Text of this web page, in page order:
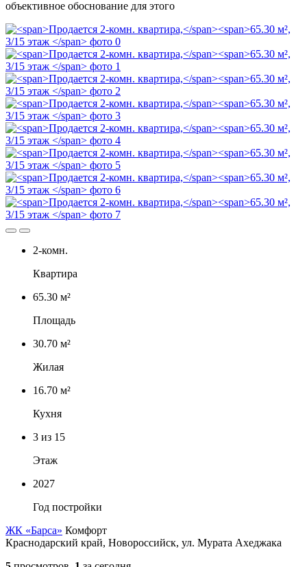
объективное обоснование для этого
2-комн.
Квартира
65.30 м²
Площадь
30.70 м²
Жилая
16.70 м²
Кухня
3 из 15
Этаж
2027
Год постройки
ЖК «Барса» Комфорт
Краснодарский край, Новороссийск, ул. Мурата Ахеджака